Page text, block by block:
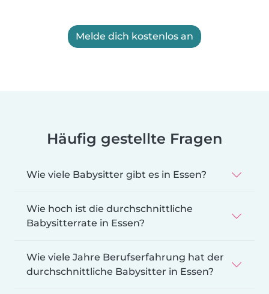
Melde dich kostenlos an
Häufig gestellte Fragen
Wie viele Babysitter gibt es in Essen?
Wie hoch ist die durchschnittliche
Babysitterrate in Essen?
Wie viele Jahre Berufserfahrung hat der
durchschnittliche Babysitter in Essen?